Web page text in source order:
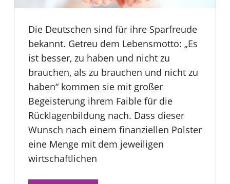
Die Deutschen sind für ihre Sparfreude
bekannt. Getreu dem Lebensmotto: „Es
ist besser, zu haben und nicht zu
brauchen, als zu brauchen und nicht zu
haben“ kommen sie mit großer
Begeisterung ihrem Faible für die
Rücklagenbildung nach. Dass dieser
Wunsch nach einem finanziellen Polster
eine Menge mit dem jeweiligen
wirtschaftlichen